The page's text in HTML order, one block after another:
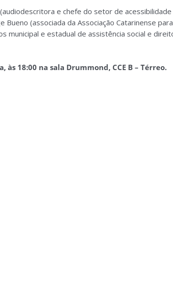
e chefe do setor de acessibilidade
Bueno (associada da Associação Catarinense para
municipal e estadual de assistência social e
18:00 na sala Drummond, CCE B – Térreo.